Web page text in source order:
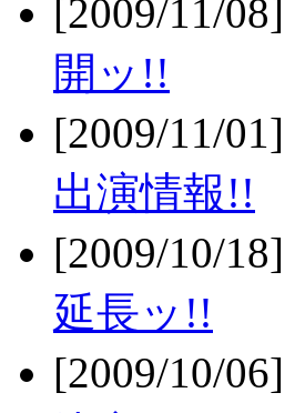
[2009/11/08]
開ッ!!
[2009/11/01]
出演情報!!
[2009/10/18]
延長ッ!!
[2009/10/06]